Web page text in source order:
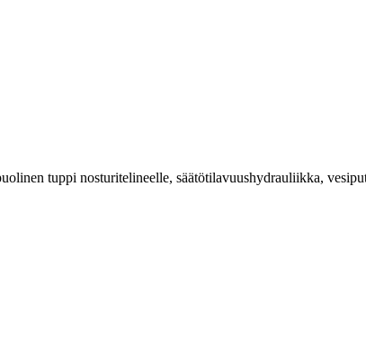
tuppi nosturitelineelle, säätötilavuushydrauliikka,